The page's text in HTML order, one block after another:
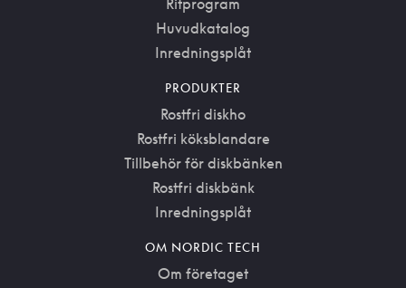
Ritprogram
Huvudkatalog
Inredningsplåt
PRODUKTER
Rostfri diskho
Rostfri köksblandare
Tillbehör för diskbänken
Rostfri diskbänk
Inredningsplåt
OM NORDIC TECH
Om företaget